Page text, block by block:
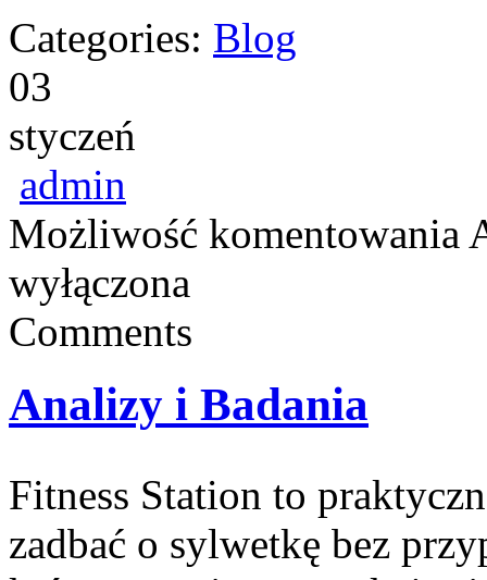
Categories: Blog
03
styczeń
admin
Możliwość komentowania
wyłączona
Comments
Analizy i Badania
Fitness Station to
zadbać o sylwetkę bez